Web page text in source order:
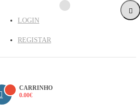
LOGIN
REGISTAR
CARRINHO
0.00€